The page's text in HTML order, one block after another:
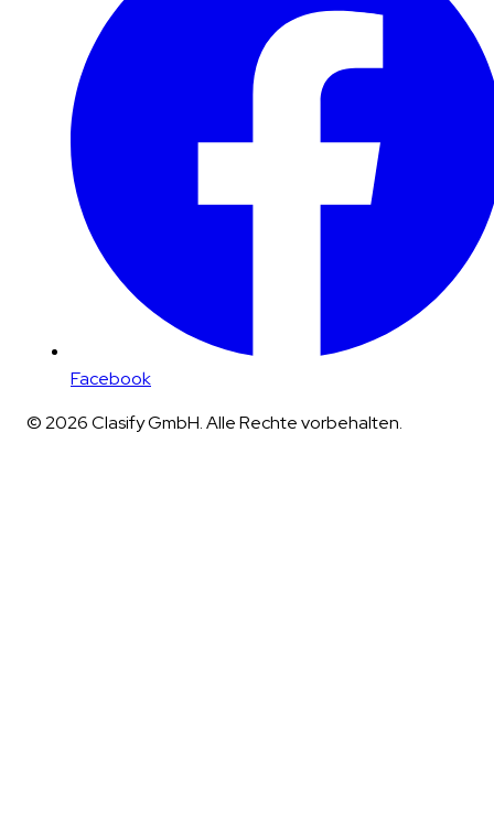
Facebook
© 2026 Clasify GmbH. Alle Rechte vorbehalten.